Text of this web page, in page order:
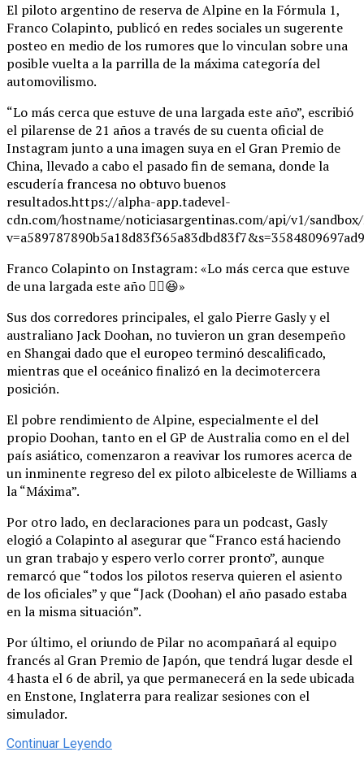
El piloto argentino de reserva de Alpine en la Fórmula 1,
Franco Colapinto, publicó en redes sociales un sugerente
posteo en medio de los rumores que lo vinculan sobre una
posible vuelta a la parrilla de la máxima categoría del
automovilismo.
“Lo más cerca que estuve de una largada este año”, escribió
el pilarense de 21 años a través de su cuenta oficial de
Instagram junto a una imagen suya en el Gran Premio de
China, llevado a cabo el pasado fin de semana, donde la
escudería francesa no obtuvo buenos
resultados.https://alpha-app.tadevel-
cdn.com/hostname/noticiasargentinas.com/api/v1/sandbox/
Franco Colapinto on Instagram: «Lo más cerca que estuve
de una largada este año ✌🏼😆»
Sus dos corredores principales, el galo Pierre Gasly y el
australiano Jack Doohan, no tuvieron un gran desempeño
en Shangai dado que el europeo terminó descalificado,
mientras que el oceánico finalizó en la decimotercera
posición.
El pobre rendimiento de Alpine, especialmente el del
propio Doohan, tanto en el GP de Australia como en el del
país asiático, comenzaron a reavivar los rumores acerca de
un inminente regreso del ex piloto albiceleste de Williams a
la “Máxima”.
Por otro lado, en declaraciones para un podcast, Gasly
elogió a Colapinto al asegurar que “Franco está haciendo
un gran trabajo y espero verlo correr pronto”, aunque
remarcó que “todos los pilotos reserva quieren el asiento
de los oficiales” y que “Jack (Doohan) el año pasado estaba
en la misma situación”.
Por último, el oriundo de Pilar no acompañará al equipo
francés al Gran Premio de Japón, que tendrá lugar desde el
4 hasta el 6 de abril, ya que permanecerá en la sede ubicada
en Enstone, Inglaterra para realizar sesiones con el
simulador.
Continuar Leyendo